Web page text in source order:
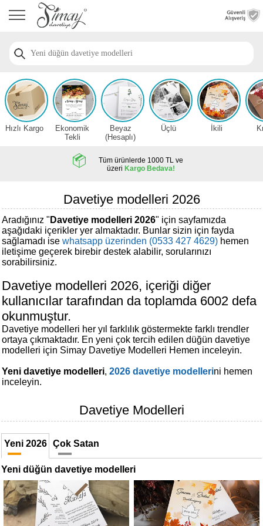
Anasayfa
Davetiye
Nişan
Davetiye
Modelleri
Davetiye
Örnekleri
Zarfsız,
Hesaplı
Davetiye
Karikatürlü
Davetiye
Modelleri
Sade
Davetiye
Modelleri
Papatyalı
Davetiye
Modelleri
Dini
Düğün
Davetiyeler
yeni
Hızlı Kargo
Ekonomik
Tekli
Beyaz
(Hesaplı)
Üçlü İkili
Tüm ürünlerde 1000 TL ve
üzeri Kargo Bedava!
Davetiye modelleri 2026
Aradığınız " Davetiye modelleri 2026" için sayfamızda
aşağıdaki içerikler yer almaktadır. Bunlar sizin için fayda
sağlamadı ise whatsapp üzerinden (0533 427 4629) hemen
iletişime geçerek birebir destek alabilir, sorularınızı
sorabilirsiniz.
Davetiye modelleri 2026, içeriği diğer
kullanıcılar tarafından da toplamda 6002 defa
okunmuştur.
Davetiye modelleri her yıl farklılık göstermekte farklı trendler
ortaya çıkmaktadır. En yeni çok tercih edilen düğün davetiye
modelleri için Simay Davetiye Modelleri Hemen inceleyin.
Yeni davetiye modelleri, 2026 davetiye modellerini hemen
inceleyin.
Davetiye Modelleri
Yeni 2026 Çok Satan
Yeni düğün davetiye modelleri